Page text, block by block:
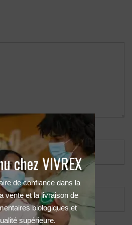
chez VIVREX
de confiance dans la
vente et la livraison de
biologiques et
supérieure.